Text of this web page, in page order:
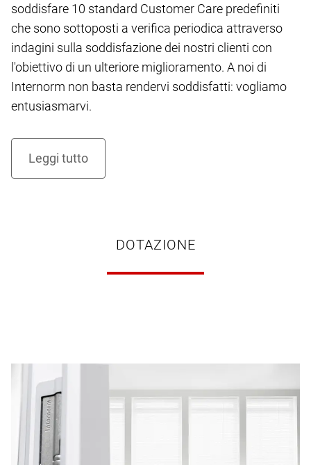
soddisfare 10 standard Customer Care predefiniti
che sono sottoposti a verifica periodica attraverso
indagini sulla soddisfazione dei nostri clienti con
l'obiettivo di un ulteriore miglioramento. A noi di
Internorm non basta rendervi soddisfatti: vogliamo
entusiasmarvi.
DOTAZIONE